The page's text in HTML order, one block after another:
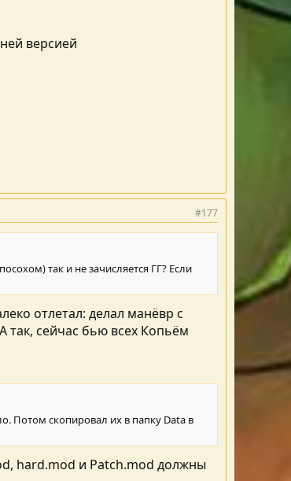
версией
#177
так и не зачисляется ГГ? Если
отлетал: делал манёвр с
так, сейчас бью всех Копьём
Потом скопировал их в папку Data в
hard.mod и Patch.mod должны